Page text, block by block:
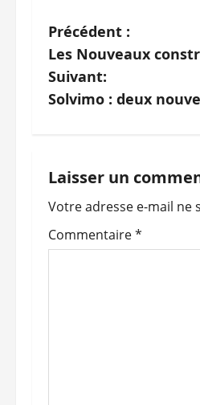
N
a
v
g
a
t
Précédent :
Les Nouveaux
Suivant:
Solvimo : deux
Laisser un
Votre adresse e-mail ne
Commentaire*